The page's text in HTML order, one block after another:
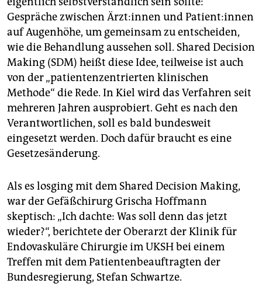
Gespräche zwischen Ärz­t:in­nen und Pa­ti­en­t:in­nen
auf Augenhöhe, um gemeinsam zu entscheiden,
wie die Behandlung aussehen soll. Shared Decision
Making (SDM) heißt diese Idee, teilweise ist auch
von der „patientenzentrierten klinischen
Methode“ die Rede. In Kiel wird das Verfahren seit
mehreren Jahren ausprobiert. Geht es nach den
Verantwortlichen, soll es bald bundesweit
eingesetzt werden. Doch dafür braucht es eine
Gesetzesänderung.
Als es losging mit dem Shared Decision Making,
war der Gefäßchirurg Grischa Hoffmann
skeptisch: „Ich dachte: Was soll denn das jetzt
wieder?“, berichtete der Oberarzt der Klinik für
Endovaskuläre Chirurgie im UKSH bei einem
Treffen mit dem Patientenbeauftragten der
Bundesregierung, Stefan Schwartze.